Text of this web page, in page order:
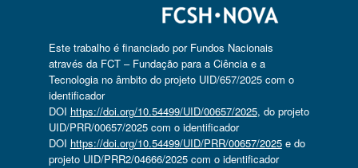
Este trabalho é financiado por Fundos Nacionais
através da FCT – Fundação para a Ciência e a
Tecnologia no âmbito do projeto UID/657/2025 com o
identificador
DOI https://doi.org/10.54499/UID/00657/2025, do projeto
UID/PRR/00657/2025 com o identificador
DOI https://doi.org/10.54499/UID/PRR/00657/2025e do
projeto UID/PRR2/04666/2025 com o identificador